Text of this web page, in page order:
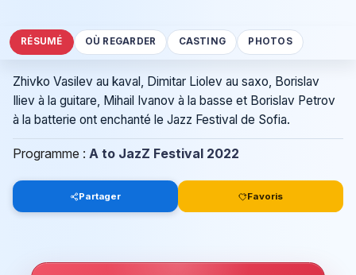
RÉSUMÉ OÙ REGARDER CASTING PHOTOS
Zhivko Vasilev au kaval, Dimitar Liolev au saxo, Borislav
Iliev à la guitare, Mihail Ivanov à la basse et Borislav Petrov
à la batterie ont enchanté le Jazz Festival de Sofia.
Programme : A to JazZ Festival 2022
Partager Favoris